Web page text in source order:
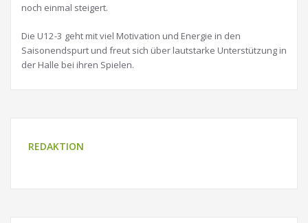
noch einmal steigert.
Die U12-3 geht mit viel Motivation und Energie in den
Saisonendspurt und freut sich über lautstarke Unterstützung in
der Halle bei ihren Spielen.
REDAKTION